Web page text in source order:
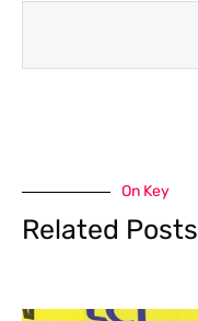
On Key
Related Posts